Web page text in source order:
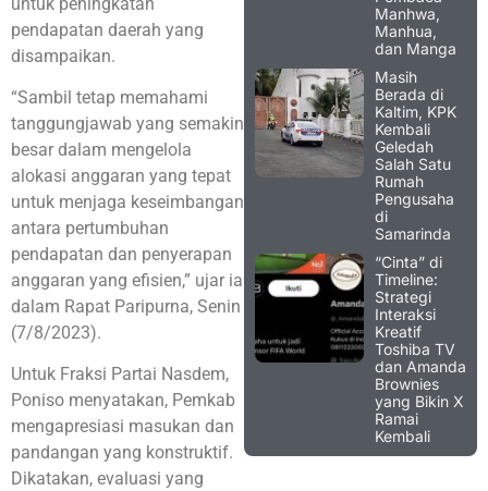
pendapatan daerah yang
disampaikan.
“Sambil tetap memahami
tanggungjawab yang semakin
besar dalam mengelola
alokasi anggaran yang tepat
untuk menjaga keseimbangan
antara pertumbuhan
pendapatan dan penyerapan
anggaran yang efisien,” ujar ia
dalam Rapat Paripurna, Senin
(7/8/2023).
Untuk Fraksi Partai Nasdem,
Poniso menyatakan, Pemkab
mengapresiasi masukan dan
pandangan yang konstruktif.
Dikatakan, evaluasi yang
Manhwa,
Manhua,
dan Manga
Masih
Berada di
Kaltim, KPK
Kembali
Geledah
Salah Satu
Rumah
Pengusaha
di
Samarinda
“Cinta” di
Timeline:
Strategi
Interaksi
Kreatif
Toshiba TV
dan Amanda
Brownies
yang Bikin X
Ramai
Kembali